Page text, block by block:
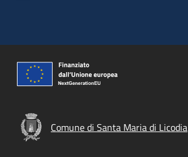
Comune di Santa Maria di Licodia